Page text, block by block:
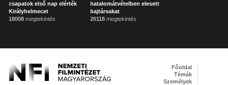
csapatok első nap elérték
Királyhelmecet
18008 megtekintés
hatalomátvételben elesett
bajtársakat
20118 megtekintés
Főoldal
Témák
Személyek